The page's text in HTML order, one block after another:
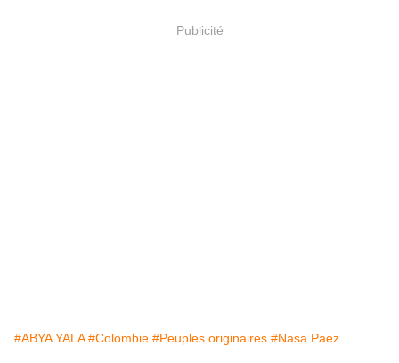
Publicité
#ABYA YALA #Colombie #Peuples originaires #Nasa Paez